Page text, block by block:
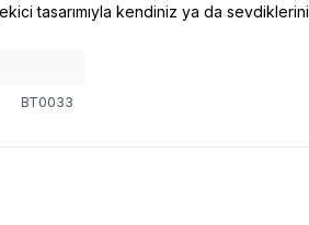
tasarımıyla kendiniz ya da
BT0033